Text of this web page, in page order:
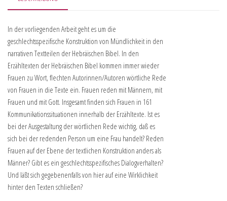
In der vorliegenden Arbeit geht es um die
geschlechtsspezifische Konstruktion von Mündlichkeit in den
narrativen Textteilen der Hebräischen Bibel. In den
Erzähltexten der Hebräischen Bibel kommen immer wieder
Frauen zu Wort, flechten Autorinnen/Autoren wörtliche Rede
von Frauen in die Texte ein. Frauen reden mit Männern, mit
Frauen und mit Gott. Insgesamt finden sich Frauen in 161
Kommunikationssituationen innerhalb der Erzähltexte. Ist es
bei der Ausgestaltung der wörtlichen Rede wichtig, daß es
sich bei der redenden Person um eine Frau handelt? Reden
Frauen auf der Ebene der textlichen Konstruktion anders als
Männer? Gibt es ein geschlechtsspezifisches Dialogverhalten?
Und läßt sich gegebenenfalls von hier auf eine Wirklichkeit
hinter den Texten schließen?